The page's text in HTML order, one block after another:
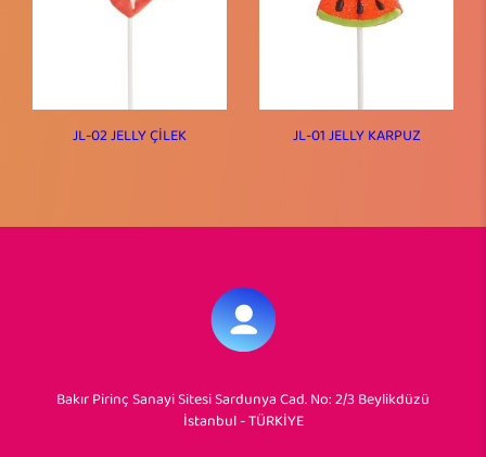
JL-02 JELLY ÇİLEK JL-01 JELLY KARPUZ
Bakır Pirinç Sanayi Sitesi Sardunya Cad. No: 2/3 Beylikdüzü
İstanbul - TÜRKİYE